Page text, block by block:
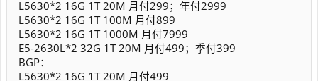
L5630*2 16G 1T 20M 月付299；年付2999
L5630*2 16G 1T 100M 月付899
L5630*2 16G 1T 1000M 月付7999
E5-2630L*2 32G 1T 20M 月付499；季付399
BGP：
L5630*2 16G 1T 20M 月付499